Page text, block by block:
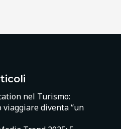
nel Turismo:
viaggiare diventa “un